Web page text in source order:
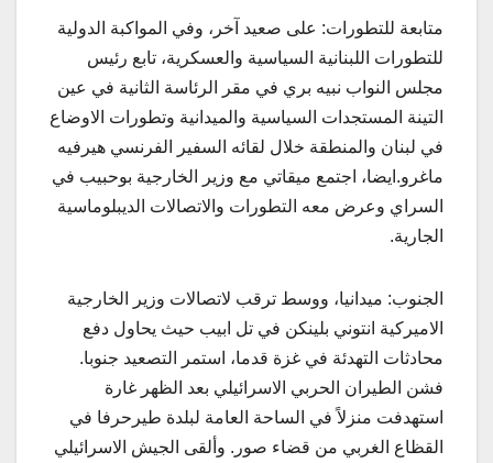
متابعة للتطورات: على صعيد آخر، وفي المواكبة الدولية
للتطورات اللبنانية السياسية والعسكرية، تابع رئيس
مجلس النواب نبيه بري في مقر الرئاسة الثانية في عين
التينة المستجدات السياسية والميدانية وتطورات الاوضاع
في لبنان والمنطقة خلال لقائه السفير الفرنسي هيرفيه
ماغرو.ايضا، اجتمع ميقاتي مع وزير الخارجية بوحبيب في
السراي وعرض معه التطورات والاتصالات الديبلوماسية
الجارية.
الجنوب: ميدانيا، ووسط ترقب لاتصالات وزير الخارجية
الاميركية انتوني بلينكن في تل ابيب حيث يحاول دفع
محادثات التهدئة في غزة قدما، استمر التصعيد جنوبا.
فشن الطيران الحربي الاسرائيلي بعد الظهر غارة
استهدفت منزلاً في الساحة العامة لبلدة طيرحرفا في
القظاع الغربي من قضاء صور. وألقى الجيش الاسرائيلي